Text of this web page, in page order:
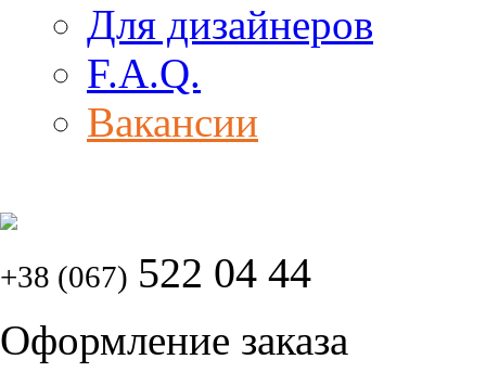
Для дизайнеров
F.A.Q.
Вакансии
+38 (067) 522 04 44
Оформление заказа